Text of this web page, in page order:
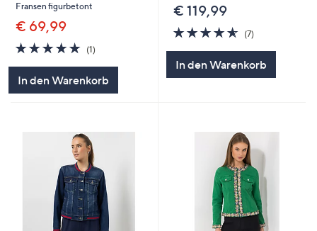
Fransen figurbetont
€ 69,99
5.0
von
(1)1
In den Warenkorb
€ 119,99
4.6
von
(7)7
In den Warenkorb